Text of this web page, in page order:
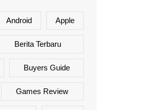
Android Apple
Berita Terbaru
Buyers Guide
Games Review